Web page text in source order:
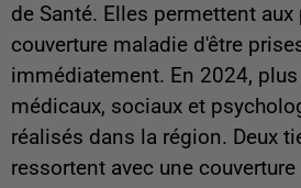
de Santé. Elles permettent
couverture maladie d'être
immédiatement. En 2024,
médicaux, sociaux et
réalisés dans la région. Deux
ressortent avec une